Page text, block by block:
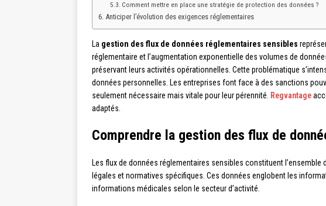
Comment mettre en place une stratégie de protection des données ?
Anticiper l’évolution des exigences réglementaires
La gestion des flux de données réglementaires sensibles
réglementaire et l’augmentation exponentielle des volumes de
préservant leurs activités opérationnelles. Cette problématique
données personnelles. Les entreprises font face à des sanctions
seulement nécessaire mais vitale pour leur pérennité. Regvantage
adaptés.
Comprendre la gestion des flux de
Les flux de données réglementaires sensibles constituent
légales et normatives spécifiques. Ces données englobent les
informations médicales selon le secteur d’activité.